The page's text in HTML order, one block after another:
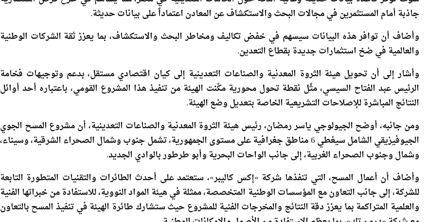
وأضاف أن توافر هذه البيانات سيسهم في خفض تكاليف ومخاطر البحث والاستكشاف، بما يعزز ثقة الشركات الوطنية
والعالمية في ضخ استثمارات جديدة بقطاع التعدين.
وأشار إلى أن تحويل هيئة الثروة المعدنية والصناعات التعدينية إلى كيان اقتصادي مستقل، بدعم وتوجيهات فخامة
الرئيس عبد الفتاح السيسي، مثّل نقطة تحول محورية مكّنت الهيئة من تنفيذ هذا المشروع القومي، باعتباره أحد أوائل
النتائج المباشرة للإصلاحات التشريعية الخاصة بتعديل وضع الهيئة.
ومن جانبه، أوضح الجيولوجي ياسر رمضان، رئيس هيئة الثروة المعدنية والصناعات التعدينية، أن مشروع المسح الجوي
الجيوفيزيقي الشامل سيغطي 6 مناطق جغرافية على مستوى الجمهورية، تشمل جنوب وشمال الصحراء الشرقية، وسيناء،
وشمال وجنوب الصحراء الغربية، إلى جانب الواحات البحرية وأبو طرطور بالوادي الجديد.
وأضاف أن أعمال المسح، التي تنفذها شركة «إكس كاليبر»، ستعتمد على أحدث الطائرات والتقنيات المتطورة التابعة
للشركة، إلى جانب التعاون مع المؤسسات الوطنية المتخصصة، ممثلة في هيئة المواد النووية، للاستفادة من خبراتها الفنية
والعلمية المتراكمة بما يعزز دقة النتائج والمخرجات الفنية للمشروع حيث ستشارك طائرة الهيئة في تنفيذ المسح بالتعاون
مع شركة «درون تك»، بما يعظم الاستفادة من الأصول والإمكانات الوطنية.